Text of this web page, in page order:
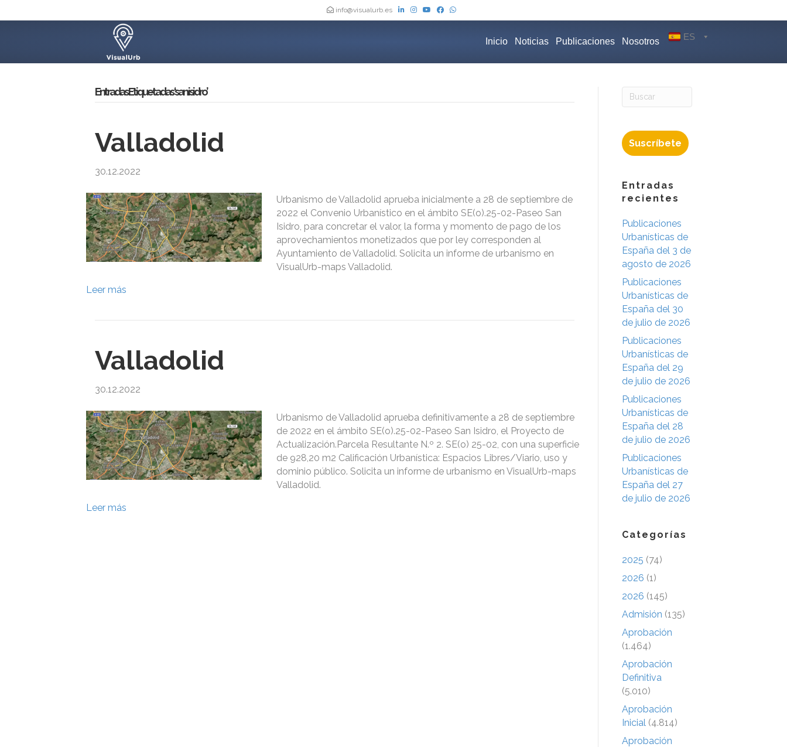
info@visualurb.es
Inicio Noticias Publicaciones Nosotros ES
Entradas Etiquetadas ‘san isidro’
Valladolid
30.12.2022
Urbanismo de Valladolid aprueba inicialmente a 28 de septiembre de
2022 el Convenio Urbanístico en el ámbito SE(o).25-02-Paseo San
Isidro, para concretar el valor, la forma y momento de pago de los
aprovechamientos monetizados que por ley corresponden al
Ayuntamiento de Valladolid. Solicita un informe de urbanismo en
VisualUrb-maps Valladolid.
Leer más
Valladolid
30.12.2022
Urbanismo de Valladolid aprueba definitivamente a 28 de septiembre
de 2022 en el ámbito SE(o).25-02-Paseo San Isidro, el Proyecto de
Actualización.Parcela Resultante N.º 2. SE(o) 25-02, con una superficie
de 928,20 m2 Calificación Urbanística: Espacios Libres/Viario, uso y
dominio público. Solicita un informe de urbanismo en VisualUrb-maps
Valladolid.
Leer más
Suscríbete
Entradas
recientes
Publicaciones
Urbanísticas de
España del 3 de
agosto de 2026
Publicaciones
Urbanísticas de
España del 30
de julio de 2026
Publicaciones
Urbanísticas de
España del 29
de julio de 2026
Publicaciones
Urbanísticas de
España del 28
de julio de 2026
Publicaciones
Urbanísticas de
España del 27
de julio de 2026
Categorías
2025 (74)
2026 (1)
2026 (145)
Admisión (135)
Aprobación
(1.464)
Aprobación
Definitiva
(5.010)
Aprobación
Inicial (4.814)
Aprobación